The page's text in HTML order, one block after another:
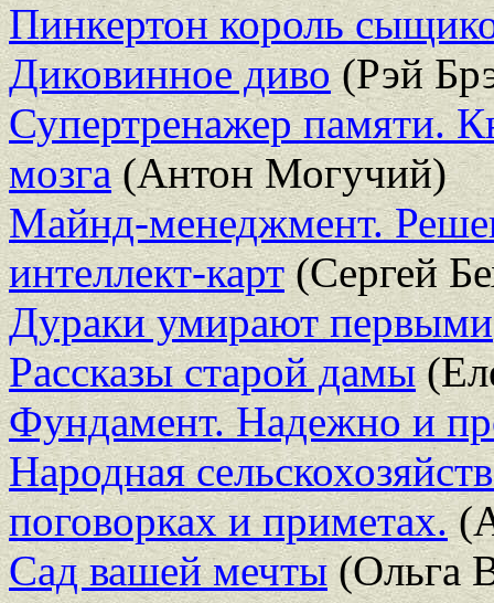
Пинкертон король
Диковинное диво(Рэй
Супертренажер памяти.
мозга(Антон Могучий)
Майнд-менеджмент.
интеллект-карт(Сергей
Дураки умирают первыми
Рассказы старой дамы
Фундамент. Надежно и
Народная
поговорках и приметах.
Сад вашей мечты(Ольга